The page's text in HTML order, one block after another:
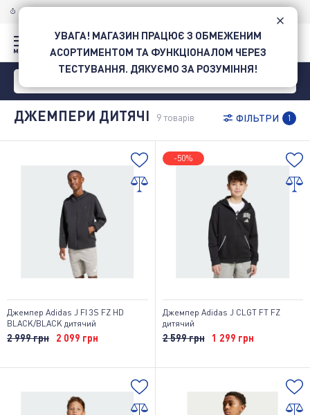
ДОСТАВКА ПО УКРАЇНІ
ДЖЕМПЕРИ ДИТЯЧІ 9товарів ФІЛЬТРИ 1
Джемпер Adidas J FI 3S FZ HD
BLACK/BLACK дитячий
2 999 грн 2 099 грн
-50%
Джемпер Adidas J CLGT FT FZ
дитячий
2 599 грн 1 299 грн
УВАГА! МАГАЗИН ПРАЦЮЄ З ОБМЕЖЕНИМ
АСОРТИМЕНТОМ ТА ФУНКЦІОНАЛОМ ЧЕРЕЗ
ТЕСТУВАННЯ. ДЯКУЄМО ЗА РОЗУМІННЯ!